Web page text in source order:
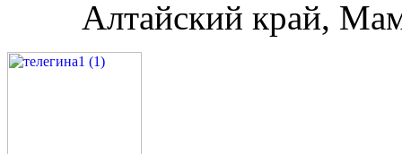
Алтайский край,